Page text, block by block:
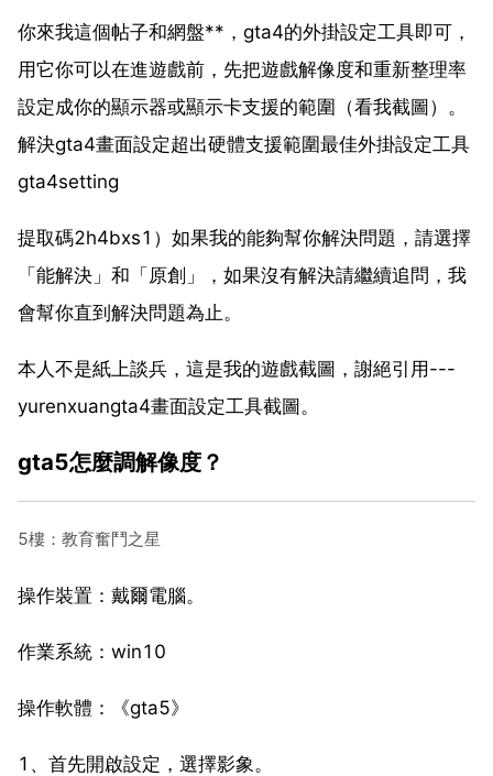
你來我這個帖子和網盤**，gta4的外掛設定工具即可，
用它你可以在進遊戲前，先把遊戲解像度和重新整理率
設定成你的顯示器或顯示卡支援的範圍（看我截圖）。
解決gta4畫面設定超出硬體支援範圍最佳外掛設定工具
gta4setting
提取碼2h4bxs1）如果我的能夠幫你解決問題，請選擇
「能解決」和「原創」，如果沒有解決請繼續追問，我
會幫你直到解決問題為止。
本人不是紙上談兵，這是我的遊戲截圖，謝絕引用---
yurenxuangta4畫面設定工具截圖。
gta5怎麼調解像度？
5樓：教育奮鬥之星
操作裝置：戴爾電腦。
作業系統：win10
操作軟體：《gta5》
1、首先開啟設定，選擇影象。